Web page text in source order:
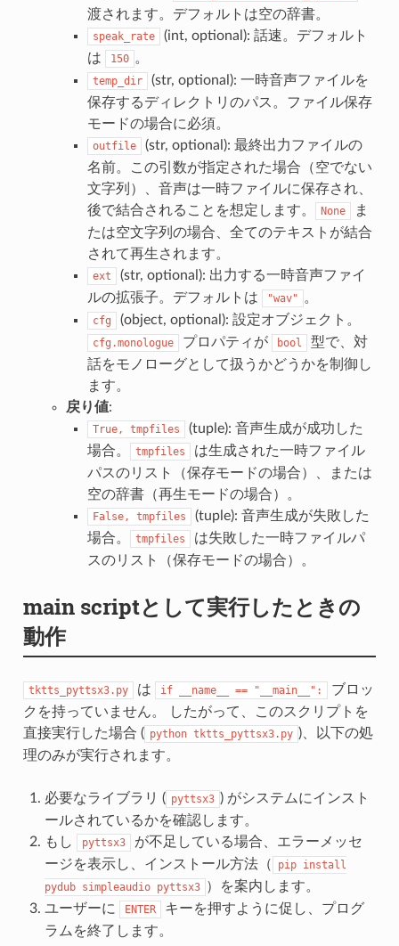
渡されます。デフォルトは空の辞書。
speak_rate
(int, optional): 話速。デフォルト
は
150 。
temp_dir
(str, optional): 一時音声ファイルを
保存するディレクトリのパス。ファイル保存
モードの場合に必須。
outfile
(str, optional): 最終出力ファイルの
名前。この引数が指定された場合（空でない
文字列）、音声は一時ファイルに保存され、
後で結合されることを想定します。
None
ま
たは空文字列の場合、全てのテキストが結合
されて再生されます。
ext
(str, optional): 出力する一時音声ファイ
ルの拡張子。デフォルトは
"wav" 。
cfg (object, optional): 設定オブジェクト。
cfg.monologue プロパティが bool
型で、対
話をモノローグとして扱うかどうかを制御し
ます。
戻り値:
True, tmpfiles
(tuple): 音声生成が成功した
場合。
tmpfiles
は生成された一時ファイル
パスのリスト（保存モードの場合）、または
空の辞書（再生モードの場合）。
False, tmpfiles
(tuple): 音声生成が失敗した
場合。
tmpfiles
は失敗した一時ファイルパ
スのリスト（保存モードの場合）。
main scriptとして実行したときの
動作
tktts_pyttsx3.py は if __name__ == "__main__":
ブロッ
クを持っていません。 したがって、このスクリプトを
直接実行した場合 ( python tktts_pyttsx3.py )、以下の処
理のみが実行されます。
必要なライブラリ ( pyttsx3 ) がシステムにインスト
ールされているかを確認します。
もし
pyttsx3
が不足している場合、エラーメッセ
ージを表示し、インストール方法（
pip install
pydub simpleaudio pyttsx3 ）を案内します。
ユーザーに
ENTER
キーを押すように促し、プログ
ラムを終了します。